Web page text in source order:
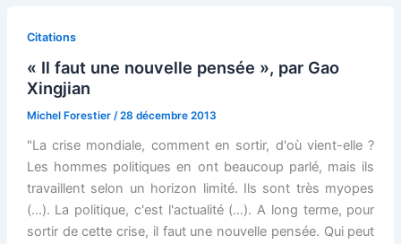
Citations
« Il faut une nouvelle pensée », par Gao
Xingjian
Michel Forestier /28 décembre 2013
"La crise mondiale, comment en sortir, d'où vient-elle ?
Les hommes politiques en ont beaucoup parlé, mais ils
travaillent selon un horizon limité. Ils sont très myopes
(…). La politique, c'est l'actualité (…). A long terme, pour
sortir de cette crise, il faut une nouvelle pensée. Qui peut